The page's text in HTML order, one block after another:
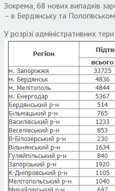
Зокрема, 68 нових випадків
– в Бердянську та
У розрізі адміністративних